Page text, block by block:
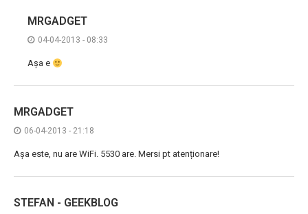
MRGADGET
04-04-2013 - 08:33
Așa e
MRGADGET
06-04-2013 - 21:18
Așa este, nu are WiFi. 5530 are. Mersi pt atenționare!
STEFAN - GEEKBLOG